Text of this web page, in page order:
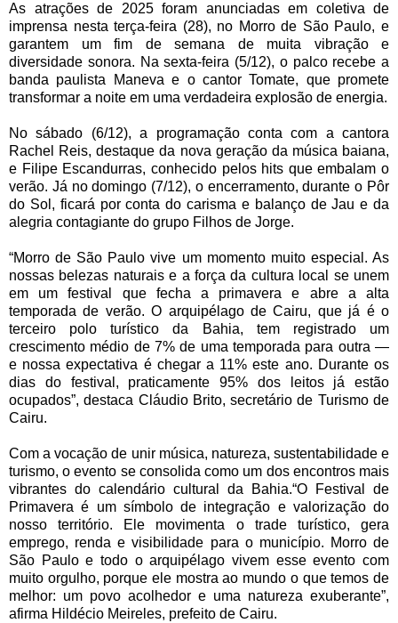
As atrações de 2025 foram anunciadas em coletiva de
imprensa nesta terça-feira (28), no Morro de São Paulo, e
garantem um fim de semana de muita vibração e
diversidade sonora. Na sexta-feira (5/12), o palco recebe a
banda paulista Maneva e o cantor Tomate, que promete
transformar a noite em uma verdadeira explosão de energia.
No sábado (6/12), a programação conta com a cantora
Rachel Reis, destaque da nova geração da música baiana,
e Filipe Escandurras, conhecido pelos hits que embalam o
verão. Já no domingo (7/12), o encerramento, durante o Pôr
do Sol, ficará por conta do carisma e balanço de Jau e da
alegria contagiante do grupo Filhos de Jorge.
“Morro de São Paulo vive um momento muito especial. As
nossas belezas naturais e a força da cultura local se unem
em um festival que fecha a primavera e abre a alta
temporada de verão. O arquipélago de Cairu, que já é o
terceiro polo turístico da Bahia, tem registrado um
crescimento médio de 7% de uma temporada para outra —
e nossa expectativa é chegar a 11% este ano. Durante os
dias do festival, praticamente 95% dos leitos já estão
ocupados”, destaca Cláudio Brito, secretário de Turismo de
Cairu.
Com a vocação de unir música, natureza, sustentabilidade e
turismo, o evento se consolida como um dos encontros mais
vibrantes do calendário cultural da Bahia.“O Festival de
Primavera é um símbolo de integração e valorização do
nosso território. Ele movimenta o trade turístico, gera
emprego, renda e visibilidade para o município. Morro de
São Paulo e todo o arquipélago vivem esse evento com
muito orgulho, porque ele mostra ao mundo o que temos de
melhor: um povo acolhedor e uma natureza exuberante”,
afirma Hildécio Meireles, prefeito de Cairu.